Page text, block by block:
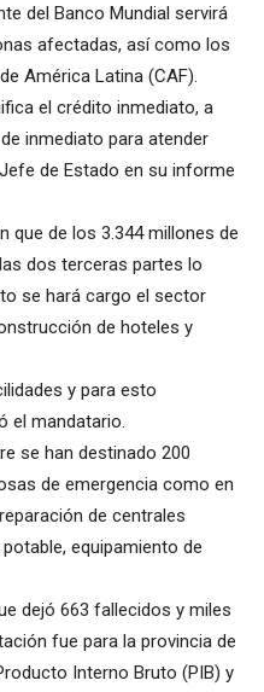
del Banco Mundial servirá
afectadas, así como los
América Latina (CAF).
el crédito inmediato, a
inmediato para atender
de Estado en su informe
que de los 3.344 millones de
dos terceras partes lo
se hará cargo el sector
de hoteles y
y para esto
el mandatario.
se han destinado 200
de emergencia como en
de centrales
equipamiento de
dejó 663 fallecidos y miles
fue para la provincia de
Interno Bruto (PIB) y